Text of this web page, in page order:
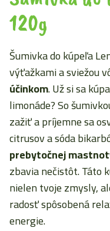
120g
Šumivka do kúpeľa
výťažkami a sviežou
účinkom. Už si sa
limonáde? So
zažiť a príjemne sa
citrusov a sóda
prebytočnej
zbavia nečistôt. Táto
nielen tvoje zmysly,
radosť spôsobená
energie.